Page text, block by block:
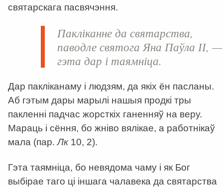
святарскага пасвячэння.
Пакліканне да святарства,
паводле святога Яна Паўла ІІ, —
гэта дар і таямніца.
Дар пакліканаму і людзям, да якіх ён пасланы.
Аб гэтым дары марылі нашыя продкі тры
пакленні падчас жорсткіх ганенняў на веру.
Мараць і сёння, бо жніво вялікае, а работнікаў
мала (пар.Лк10, 2).
Гэта таямніца, бо невядома чаму і як Бог
выбірае таго ці іншага чалавека да святарства